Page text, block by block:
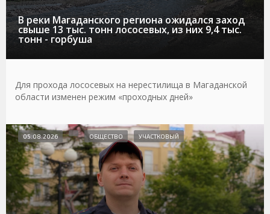
В реки Магаданского региона ожидался заход
свыше 13 тыс. тонн лососевых, из них 9,4 тыс.
тонн - горбуша
Для прохода лососевых на нерестилища в Магаданской
области изменен режим «проходных дней»
05.08.2026 ОБЩЕСТВО УЧАСТКОВЫЙ